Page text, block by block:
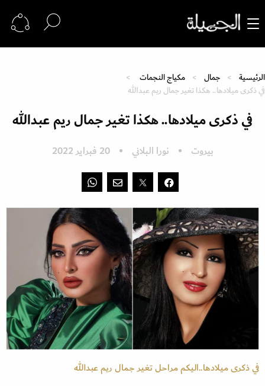
الرئيسية جمال
مكياج النجمات
في ذكرى ميلادها.. هكذا تغير جمال ريم عبدالله
في ذكرى ميلادها.. هكذا تغير جمال ريم عبدالله
بيروت نورا البلاني 20 فبراير 2022
في ذكرى ميلادها..اليكم مراحل تغير جمال ريم عبدالله